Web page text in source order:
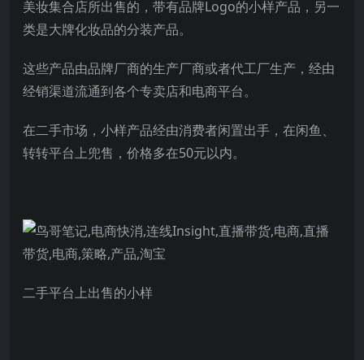
美妆集合店所出售的，带有品牌Logo的小样产品，另一
类是大牌化妆品的分装产品。
这些产品由品牌厂商的生产厂商或者代工厂生产，经由
经销渠道流通到各个专卖店和电商平台。
在二手市场，小样产品经由消费者闲置出手，在闲鱼、
转转平台上兜售，价格多在50元以内。
二手平台上出售的小样